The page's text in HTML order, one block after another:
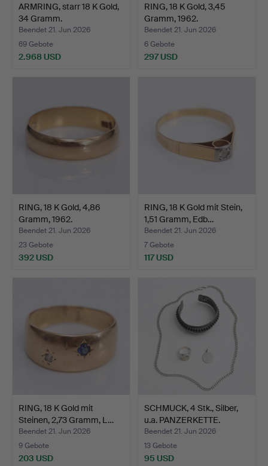
ARMRING, starr 18 K Gold,
34 Gramm.
Beendet 21. Jun 2026
69 Gebote
2.968 USD
RING, 18 K Gold, 3,45
Gramm, 1962.
Beendet 21. Jun 2026
6 Gebote
297 USD
RING, 18 K Gold, 4,86
Gramm, 1962.
Beendet 21. Jun 2026
23 Gebote
392 USD
RING, 18 K Gold mit Stein,
1,51 Gramm, Edb…
Beendet 21. Jun 2026
7 Gebote
117 USD
RING, 18 K Gold mit
Steinen, 2,73 Gramm, L…
Beendet 21. Jun 2026
9 Gebote
203 USD
SCHMUCK, 4 Stk., Silber,
u.a. PANZERKETTE.
Beendet 21. Jun 2026
13 Gebote
95 USD